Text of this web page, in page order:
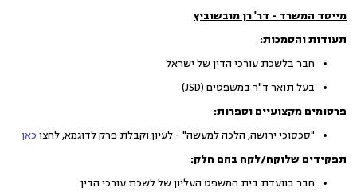
מייסד המשרד - דר' רן מובשוביץ
תעודות והסמכות:
חבר בלשכת עורכי הדין של ישראל
בעל תואר ד"ר במשפטים (JSD)
פרסומים מקצועיים וספרות:
"סכסוכי ירושה, הלכה למעשה" - לעיון וקבלת פרק לדוגמא, לחצו כאן
תפקידים שלוקח/לקח בהם חלק:
חבר בוועדת בית המשפט העליון של לשכת עורכי הדין